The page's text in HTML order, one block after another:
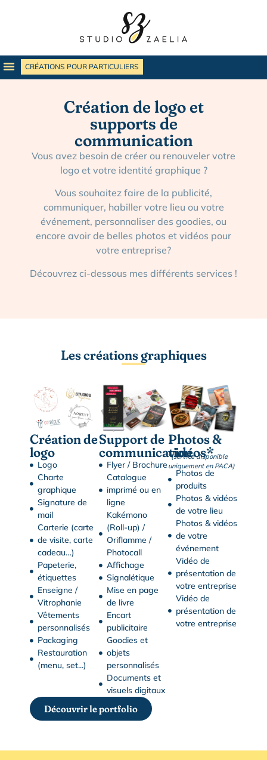
CRÉATIONS POUR PARTICULIERS
Création de logo et
supports de
communication
Vous avez besoin de créer ou renouveler votre
logo et votre identité graphique ?
Vous souhaitez faire de la publicité,
communiquer, habiller votre lieu ou votre
événement, personnaliser des goodies, ou
encore avoir de belles photos et vidéos pour
votre entreprise?
Découvrez ci-dessous mes différents services !
Les créations graphiques
Création de
logo
Logo
Charte
graphique
Signature de
mail
Carterie (carte
de visite, carte
cadeau…)
Papeterie,
étiquettes
Enseigne /
Vitrophanie
Vêtements
personnalisés
Packaging
Restauration
(menu, set...)
Support de
communication
Flyer / Brochure
Catalogue
imprimé ou en
ligne
Kakémono
(Roll-up) /
Oriflamme /
Photocall
Affichage
Signalétique
Mise en page
de livre
Encart
publicitaire
Goodies et
objets
personnalisés
Documents et
visuels digitaux
Photos &
vidéos*
*(service disponible
uniquement en PACA)
Photos de
produits
Photos & vidéos
de votre lieu
Photos & vidéos
de votre
événement
Vidéo de
présentation de
votre entreprise
Vidéo de
présentation de
votre entreprise
Découvrir le portfolio